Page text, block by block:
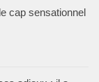
cap sensationnel